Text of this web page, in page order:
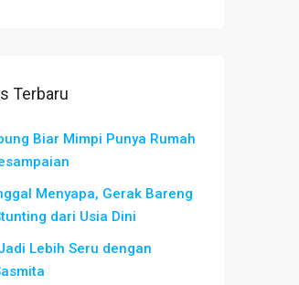
Terbaru
Biar Mimpi Punya Rumah
Menyapa, Gerak Bareng
dari Usia Dini
Lebih Seru dengan